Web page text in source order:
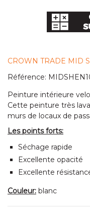
CROWN TRADE MID
Référence:
Peinture intérieure
Cette peinture très
murs de locaux de
Les points forts:
Séchage rapide
Excellente opacité
Excellente
Couleur: blanc